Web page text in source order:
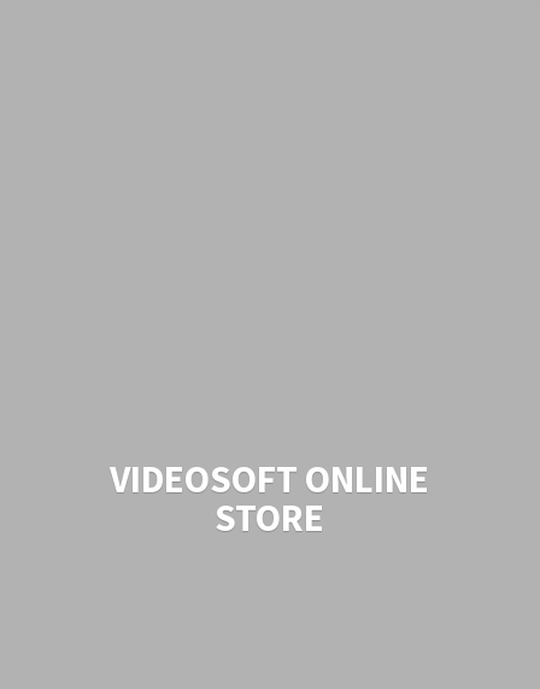
VIDEOSOFT ONLINE
STORE